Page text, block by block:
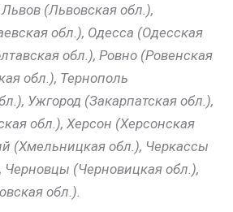
(Львовская обл.),
обл.), Одесса (Одесская
обл.), Ровно (Ровенская
обл.), Тернополь
Ужгород (Закарпатская обл.),
обл.), Херсон (Херсонская
(Хмельницкая обл.), Черкассы
Черновцы (Черновицкая обл.),
обл.).